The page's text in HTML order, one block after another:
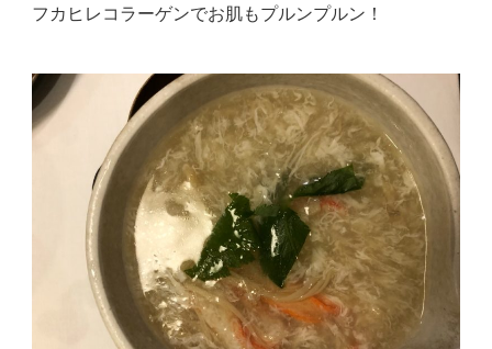
フカヒレコラーゲンでお肌もプルンプルン！